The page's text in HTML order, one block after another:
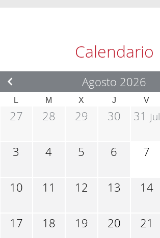
Calendario
Agosto 2026
L M X J V
27 28 29 30 31 Jul
3 4 5 6 7
10 11 12 13 14
17 18 19 20 21